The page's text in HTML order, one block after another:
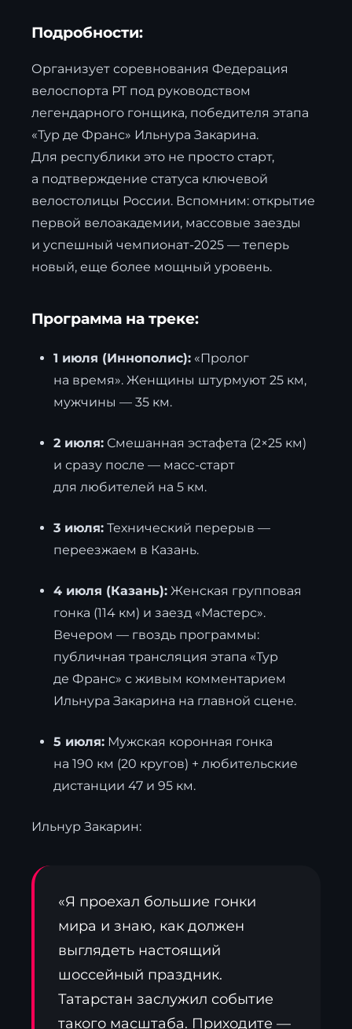
Подробности:
Организует соревнования Федерация
велоспорта РТ под руководством
легендарного гонщика, победителя этапа
«Тур де Франс» Ильнура Закарина.
Для республики это не просто старт,
а подтверждение статуса ключевой
велостолицы России. Вспомним: открытие
первой велоакадемии, массовые заезды
и успешный чемпионат-2025 — теперь
новый, еще более мощный уровень.
Программа на треке:
1 июля (Иннополис): «Пролог
на время». Женщины штурмуют 25 км,
мужчины — 35 км.
2 июля: Смешанная эстафета (2×25 км)
и сразу после — масс-старт
для любителей на 5 км.
3 июля: Технический перерыв —
переезжаем в Казань.
4 июля (Казань): Женская групповая
гонка (114 км) и заезд «Мастерс».
Вечером — гвоздь программы:
публичная трансляция этапа «Тур
де Франс» с живым комментарием
Ильнура Закарина на главной сцене.
5 июля: Мужская коронная гонка
на 190 км (20 кругов) + любительские
дистанции 47 и 95 км.
Ильнур Закарин:
«Я проехал большие гонки
мира и знаю, как должен
выглядеть настоящий
шоссейный праздник.
Татарстан заслужил событие
такого масштаба. Приходите —